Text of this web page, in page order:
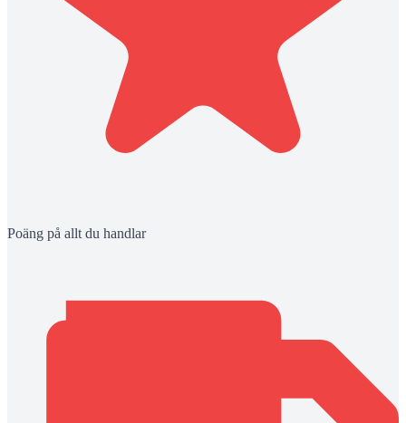
Poäng på allt du handlar